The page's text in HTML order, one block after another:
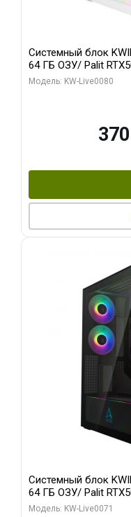
Системный блок
64 ГБ ОЗУ/ Palit
256bit 3xDP H/ 960 ГБ
Модель: KW-Live0080
Системный блок
64 ГБ ОЗУ/ Palit
GDDR7 256bit 3xDP
Модель: KW-Live0071